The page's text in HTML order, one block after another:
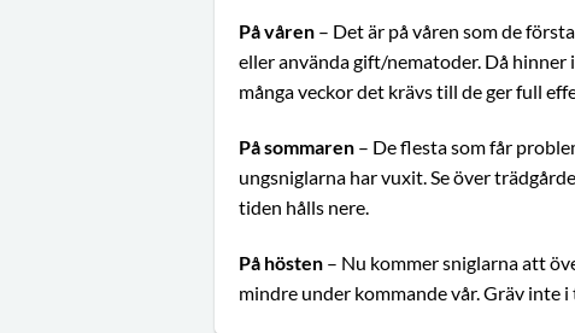
På våren – Det är på våren som de
eller använda gift/nematoder. Då hinner
många veckor det krävs till de ger full
På sommaren – De flesta som får
ungsniglarna har vuxit. Se över
tiden hålls nere.
På hösten – Nu kommer sniglarna att
mindre under kommande vår. Gräv